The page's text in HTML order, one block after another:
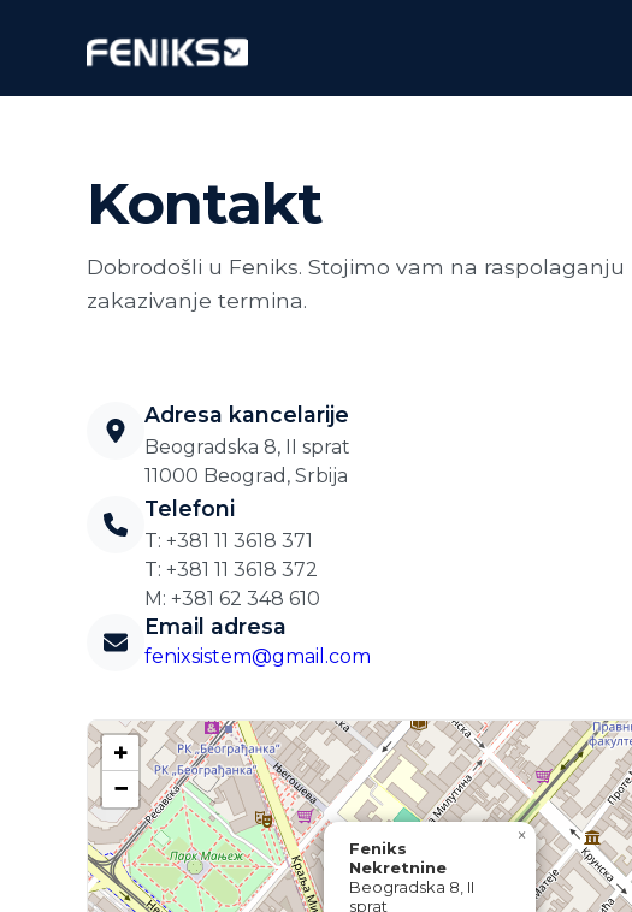
Kontakt
Dobrodošli u Feniks. Stojimo vam na raspolaganju
zakazivanje termina.
Adresa kancelarije
Beogradska 8, II sprat
11000 Beograd, Srbija
Telefoni
T: +381 11 3618 371
T: +381 11 3618 372
M: +381 62 348 610
Email adresa
fenixsistem@gmail.com
Feniks
Nekretnine
Beogradska 8, II
sprat
×
+
−